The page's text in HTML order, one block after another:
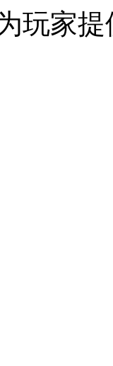
玩家